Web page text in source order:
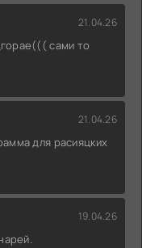
21.04.26
сами то
21.04.26
для расияцких
19.04.26